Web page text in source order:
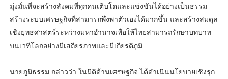
มุ่งมั่นที่จะสร้างสังคมที่ทุกคนเติบโตและแข่งขันได้อย่างเป็นธรรม
สร้างระบบเศรษฐกิจที่สามารถพึ่งพาตัวเองได้มากขึ้น และสร้างสมดุล
เชิงยุทธศาสตร์ระหว่างมหาอำนาจเพื่อให้ไทยสามารถรักษาบทบาท
บนเวทีโลกอย่างมีเสถียรภาพและมีเกียรติภูมิ
นายภูมิธรรม กล่าวว่า ในมิติด้านเศรษฐกิจ ได้ดำเนินนโยบายเชิงรุก